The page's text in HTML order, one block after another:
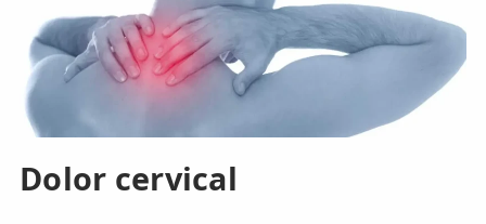
Dolor cervical